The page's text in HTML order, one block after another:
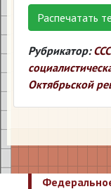
Распечатать
Рубрикатор:
Октябрьской